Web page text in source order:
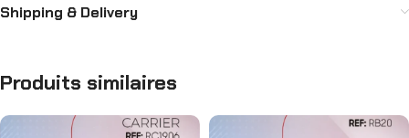
Shipping & Delivery
Produits similaires